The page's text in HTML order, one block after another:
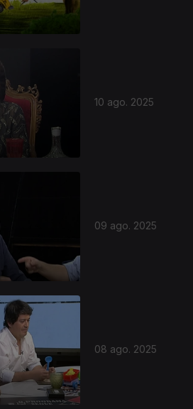
10 ago. 2025
09 ago. 2025
08 ago. 2025